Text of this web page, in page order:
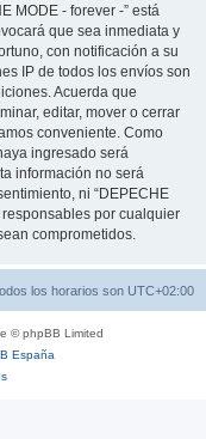
MODE - forever -” está
que sea inmediata y
con notificación a su
IP de todos los envíos son
Acuerda que
editar, mover o cerrar
conveniente. Como
ingresado será
información no será
ni “DEPECHE
responsables por cualquier
comprometidos.
los horarios son UTC+02:00
© phpBB Limited
España